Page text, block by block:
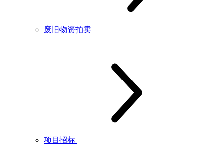
废旧物资拍卖
项目招标